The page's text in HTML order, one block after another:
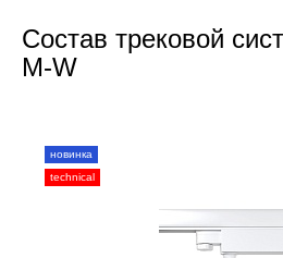
Состав трековой
M-W
новинка
technical